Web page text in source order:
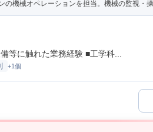
の機械オペレーションを担当。機械の監視・
等に触れた業務経験 ■工学科...
+1個